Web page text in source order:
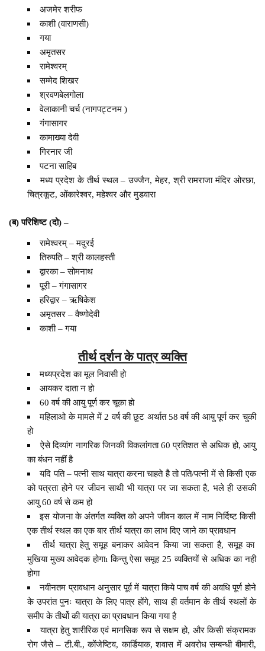
अजमेर शरीफ
काशी (वाराणसी)
गया
अमृतसर
रामेश्वरम्
सम्मेद शिखर
श्रवणबेलगोला
वेलाकानी चर्च (नागपट्टनम )
गंगासागर
कामाख्या देवी
गिरनार जी
पटना साहिब
मध्य प्रदेश के तीर्थ स्थल – उज्जैन, मेहर, श्री रामराजा मंदिर ओरछा,
चित्रकूट, ओंकारेश्वर, महेश्वर और मुडवारा
(ब) परिशिष्ट (दो) –
रामेश्वरम् – मदुरई
तिरुपति – श्री कालहस्ती
द्वारका – सोमनाथ
पूरी – गंगासागर
हरिद्वार – ऋषिकेश
अमृतसर – वैष्णोदेवी
काशी – गया
तीर्थ दर्शन के पात्र व्यक्ति
मध्यप्रदेश का मूल निवासी हो
आयकर दाता न हो
60 वर्ष की आयु पूर्ण कर चूका हो
महिलाओ के मामले में 2 वर्ष की छुट अर्थात 58 वर्ष की आयु पूर्ण कर चुकी
हो
ऐसे दिव्यांग नागरिक जिनकी विकलांगता 60 प्रतिशत से अधिक हो, आयु
का बंधन नहीं है
यदि पति – पत्नी साथ यात्रा करना चाहते है तो पति/पत्नी में से किसी एक
को पत्रता होने पर जीवन साथी भी यात्रा पर जा सकता है, भले ही उसकी
आयु 60 वर्ष से कम हो
इस योजना के अंतर्गत व्यक्ति को अपने जीवन काल में नाम निर्दिष्ट किसी
एक तीर्थ स्थल का एक बार तीर्थ यात्रा का लाभ दिए जाने का प्रावधान
तीर्थ यात्रा हेतु समूह बनाकर आवेदन किया जा सकता है, समूह का
मुखिया मुख्य आवेदक होगाı किन्तु ऐसा समूह 25 व्यक्तियों से अधिक का नही
होगा
नवीनतम प्रावधान अनुसार पूर्व में यात्रा किये पाच वर्ष की अवधि पूर्ण होने
के उपरांत पुनः यात्रा के लिए पात्र होंगे, साथ ही वर्तमान के तीर्थ स्थलों के
समीप के तीर्थो की यात्रा का प्रावधान किया गया है
यात्रा हेतु शारीरिक एवं मानसिक रूप से सक्षम हो, और किसी संक्रामक
रोग जैसे – टी.बी., कोंजेष्टिव, कार्डियाक, शवास में अवरोध सम्बन्धी बीमारी,